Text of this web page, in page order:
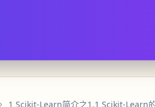
1 Scikit-Learn简介之1.1 Scikit-Learn